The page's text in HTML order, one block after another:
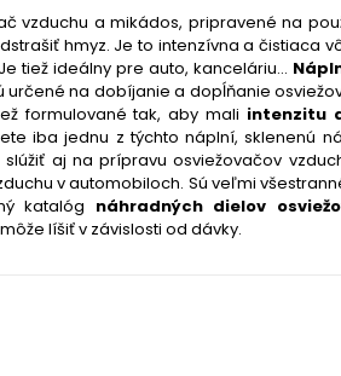
vzduchu a mikádos, pripravené na
hmyz. Je to intenzívna a čistiaca
tiež ideálny pre auto, kanceláriu...
určené na dobíjanie a dopĺňanie
formulované tak, aby mali intenzitu
iba jednu z týchto náplní, sklenenú
aj na prípravu osviežovačov
v automobiloch. Sú veľmi
katalóg náhradných dielov
líšiť v závislosti od dávky.